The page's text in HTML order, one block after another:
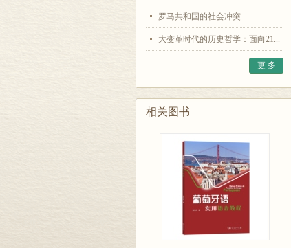
罗马共和国的社会冲突
大变革时代的历史哲学：面向21...
更 多
相关图书